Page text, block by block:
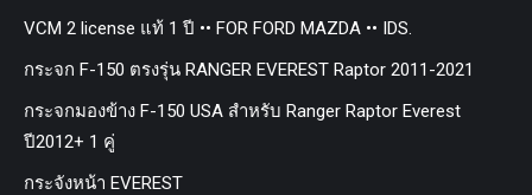
VCM 2 license แท้ 1 ปี •• FOR FORD MAZDA •• IDS.
กระจก F-150 ตรงรุ่น RANGER EVEREST Raptor 2011-2021
กระจกมองข้าง F-150 USA สำหรับ Ranger Raptor Everest
ปี2012+ 1 คู่
กระจังหน้า EVEREST